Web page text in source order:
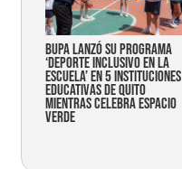
Bupa lanzó su programa
‘Deporte Inclusivo en la
Escuela’ en 5 instituciones
educativas de Quito
mientras celebra espacio
verde